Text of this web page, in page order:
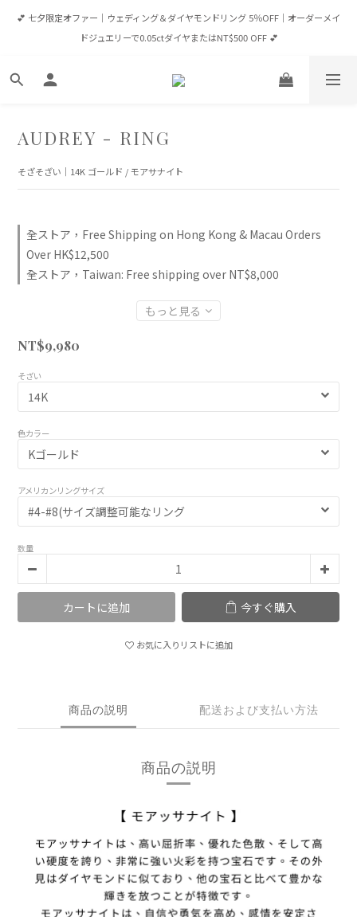
💕 七夕限定オファー｜ウェディング＆ダイヤモンドリング 5％OFF｜オーダーメイ
ドジュエリーで0.05ctダイヤまたはNT$500 OFF 💕
💕 七夕限定オファー｜ウェディング＆ダイヤモンドリング 5％OFF｜オーダーメイ
ドジュエリーで0.05ctダイヤまたはNT$500 OFF 💕
会員ログイン 💎 NT$65,000以上でVIP 5％OFF / NT$100,000以上でVVIP 10％OFF
USD$1,600以上
AUDREY - RING
そざそざい｜14K ゴールド / モアサナイト
全ストア，Free Shipping on Hong Kong & Macau Orders
Over HK$12,500
全ストア，Taiwan: Free shipping over NT$8,000
もっと見る
NT$9,980
そざい
色カラー
アメリカンリングサイズ
数量
カートに追加 今すぐ購入
お気に入りリストに追加
商品の説明 配送および支払い方法
商品の説明